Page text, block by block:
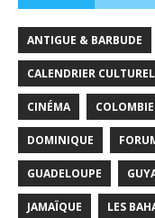
ANTIGUE & BARBUDE
CALENDRIER CULTUREL
CINÉMA COLOMBIE
DOMINIQUE
GUADELOUPE
JAMAÏQUE LES